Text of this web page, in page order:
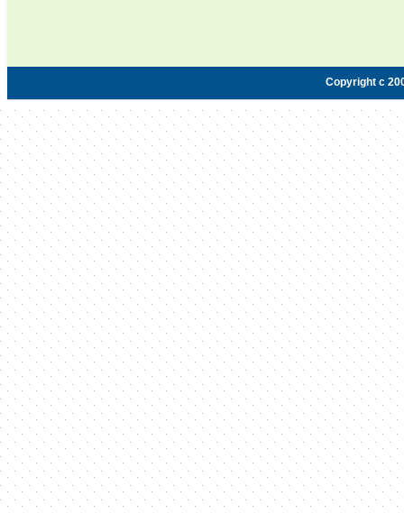
Copyright c